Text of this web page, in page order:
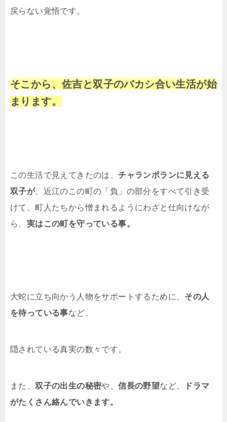
戻らない覚悟です。
そこから、佐吉と双子のバカシ合い生活が始
まります。
この生活で見えてきたのは、チャランポランに見える
双子が、近江のこの町の「負」の部分をすべて引き受
けて、町人たちから憎まれるようにわざと仕向けなが
ら、 実はこの町を守っている事。
大蛇に立ち向かう人物をサポートするために、 その人
を待っている事など、
隠されている真実の数々です。
また、双子の出生の秘密や、信長の野望など、
ドラマ
がたくさん絡んでいきます。